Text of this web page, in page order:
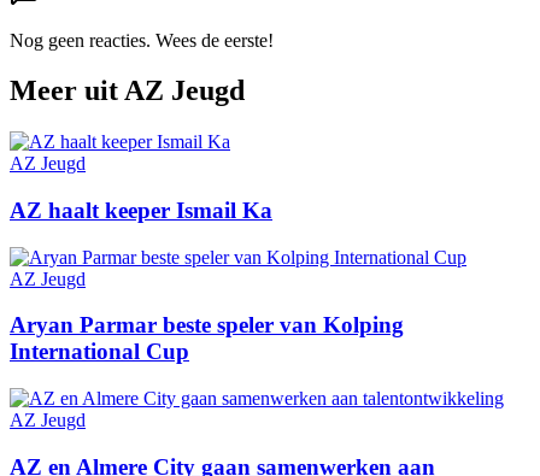
Nog geen reacties. Wees de eerste!
Meer uitAZ Jeugd
AZ Jeugd
AZ haalt keeper Ismail Ka
AZ Jeugd
Aryan Parmar beste speler van Kolping
International Cup
AZ Jeugd
AZ en Almere City gaan samenwerken aan